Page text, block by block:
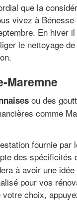
que la
vivez à
En
le nettoyage
Maremne
ou des
comme
fournie
des
à avoir une
pour vos
choix,